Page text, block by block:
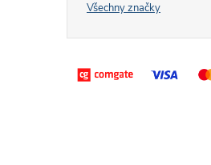
Všechny značky